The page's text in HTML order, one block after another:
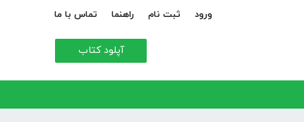
ورود ثبت نام راهنما تماس با ما
آپلود کتاب